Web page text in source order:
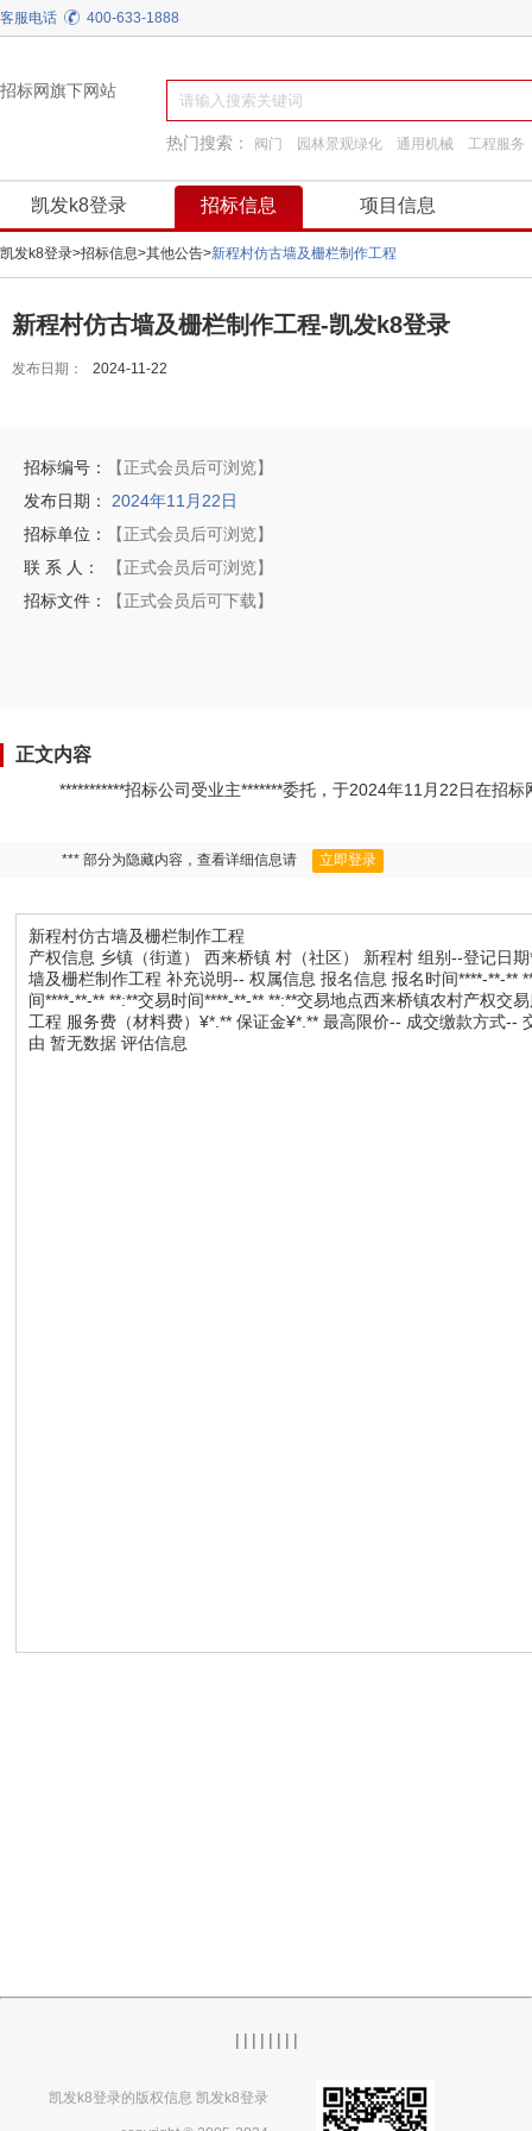
客服电话 400-633-1888
招标网旗下网站
热门搜索： 阀门 园林景观绿化 通用机械
工程服务
凯发k8登录 招标信息 项目信息
凯发k8登录>招标信息>其他公告>新程村仿古墙及栅栏制作工程
新程村仿古墙及栅栏制作工程-凯发k8登录
发布日期： 2024-11-22
招标编号：
【正式会员后可浏览】
发布日期：
2024年11月22日
招标单位：
【正式会员后可浏览】
联 系 人：
【正式会员后可浏览】
招标文件：
【正式会员后可下载】
正文内容
***********招标公司受业主*******委托，于2024年11月22日在招
*** 部分为隐藏内容，查看详细信息请 立即登录
新程村仿古墙及栅栏制作工程
产权信息 乡镇（街道） 西来桥镇 村（社区） 新程村 组别--登记日
墙及栅栏制作工程 补充说明-- 权属信息 报名信息 报名时间****-**-**
间****-**-** **:**交易时间****-**-** **:**交易地点西来桥镇农村产权
工程 服务费（材料费）¥*.** 保证金¥*.** 最高限价-- 成交缴款方式
由 暂无数据 评估信息
| | | | | | | |
凯发k8登录的版权信息 凯发k8登录